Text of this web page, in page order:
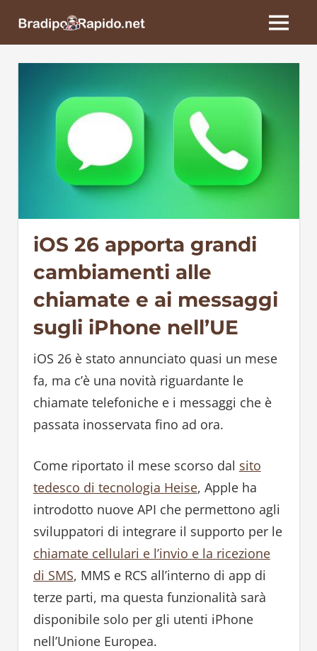
BradipoRapido.net
MENU
iOS 26 apporta grandi
cambiamenti alle
chiamate e ai messaggi
sugli iPhone nell’UE
iOS 26 è stato annunciato quasi un mese
fa, ma c’è una novità riguardante le
chiamate telefoniche e i messaggi che è
passata inosservata fino ad ora.
Come riportato il mese scorso dal sito
tedesco di tecnologia Heise, Apple ha
introdotto nuove API che permettono agli
sviluppatori di integrare il supporto per le
chiamate cellulari e l’invio e la ricezione
di SMS, MMS e RCS all’interno di app di
terze parti, ma questa funzionalità sarà
disponibile solo per gli utenti iPhone
nell’Unione Europea.